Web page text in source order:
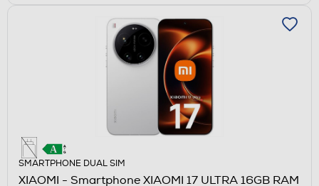
SMARTPHONE DUAL SIM
XIAOMI - Smartphone XIAOMI 17 ULTRA 16GB RAM